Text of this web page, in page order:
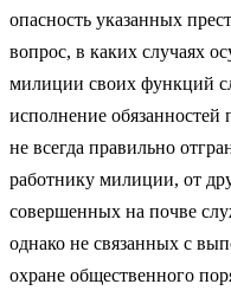
опасность указанных
вопрос, в каких случаях
милиции своих функций
исполнение обязанностей
не всегда правильно
работнику милиции, от
совершенных на почве
однако не связанных с
охране общественного